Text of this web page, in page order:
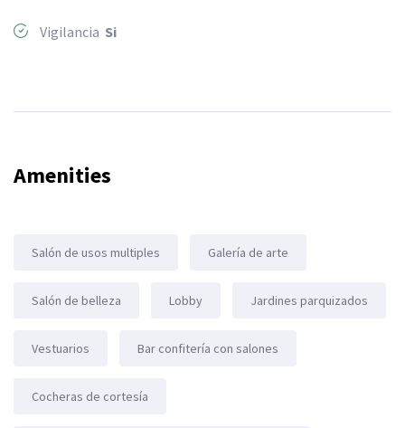
Vigilancia Si
Amenities
Salón de usos multiples Galería de arte
Salón de belleza Lobby Jardines parquizados
Vestuarios Bar confitería con salones
Cocheras de cortesía